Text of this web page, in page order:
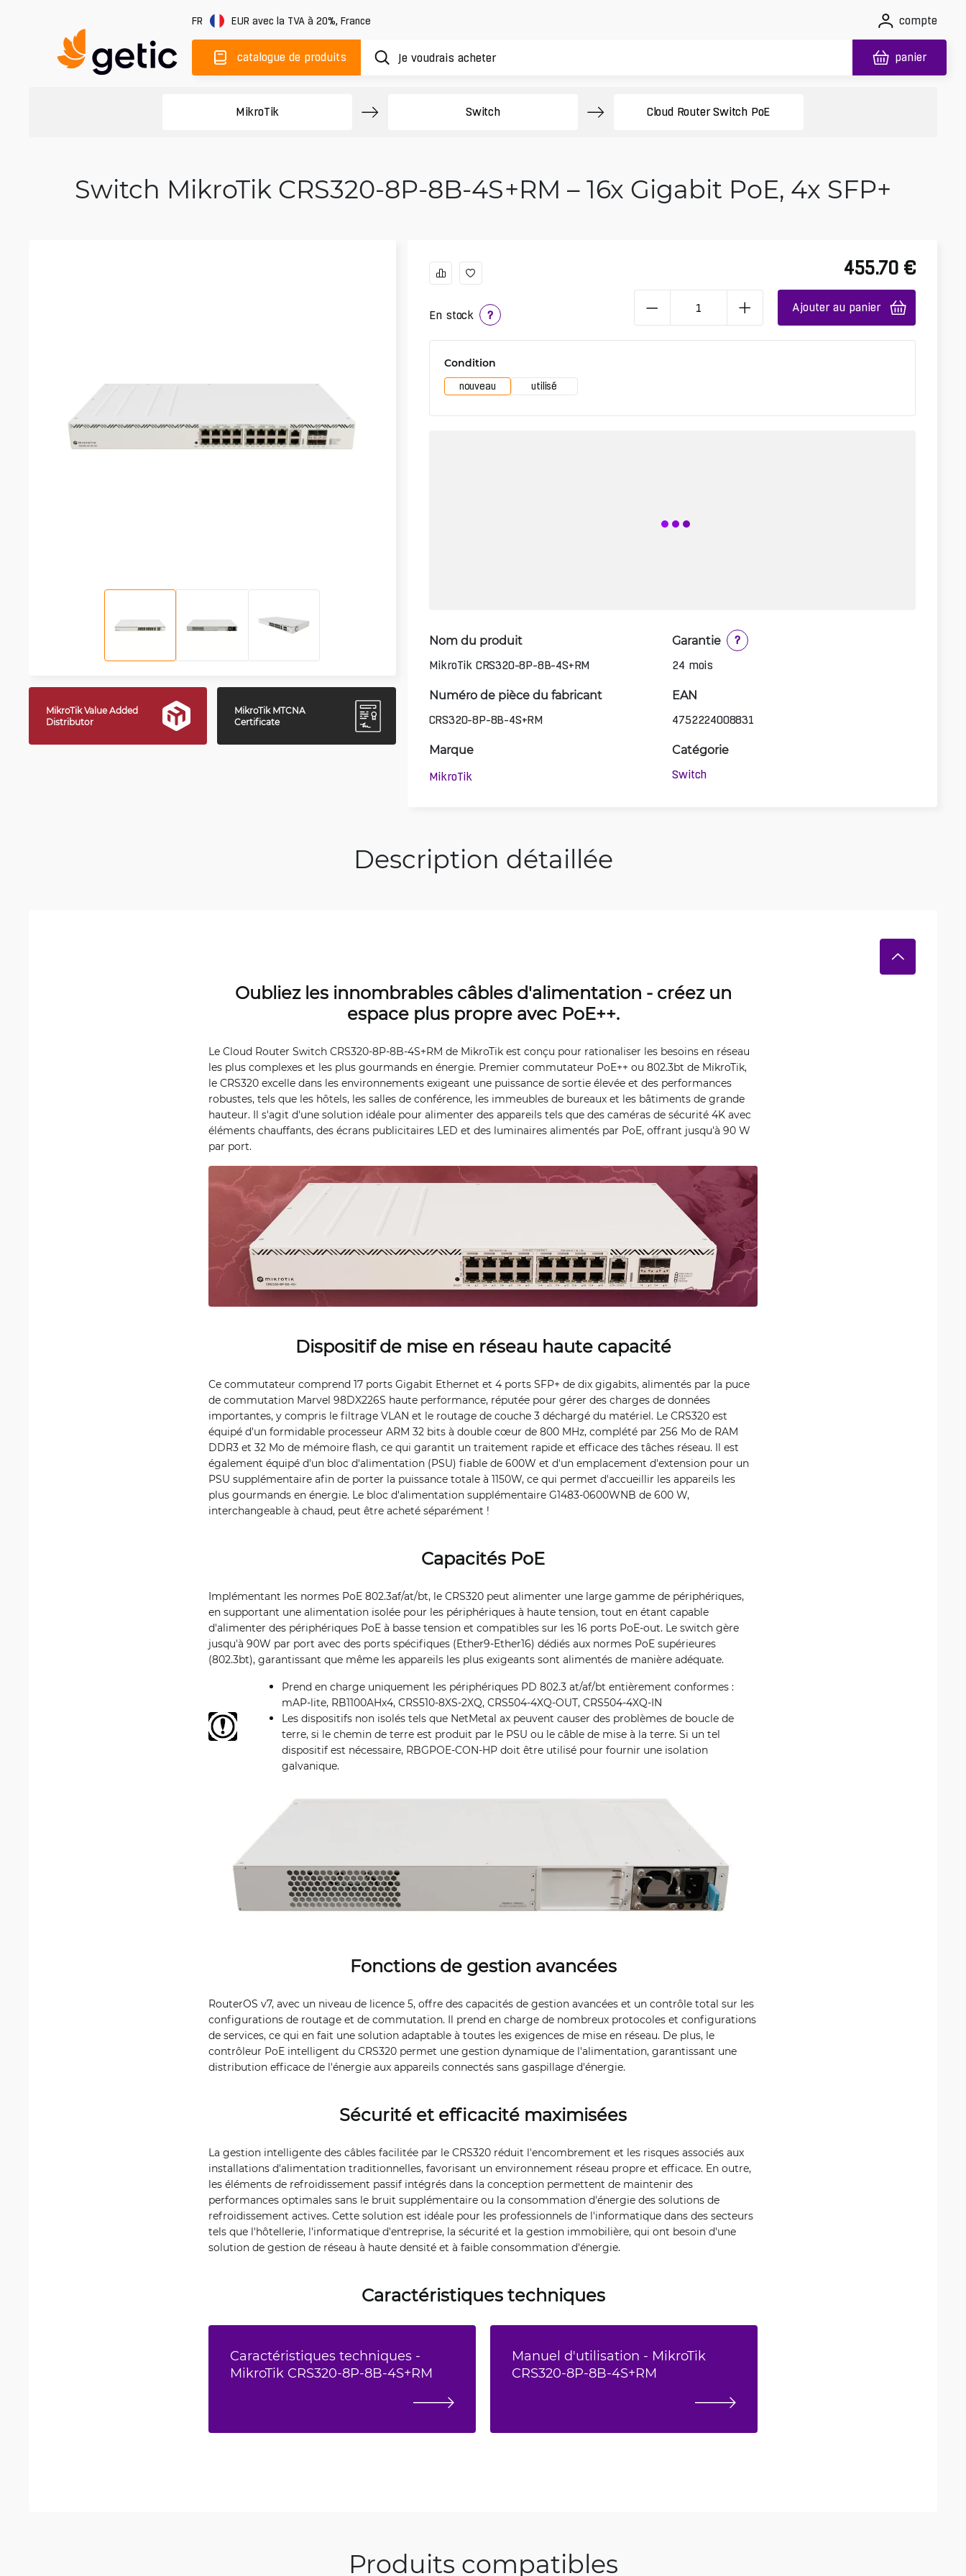
FR EUR avec la TVA à 20%, France compte
catalogue de produits panier
MikroTik Switch Cloud Router Switch PoE
Switch MikroTik CRS320-8P-8B-4S+RM – 16x Gigabit PoE, 4x SFP+
MikroTik Value Added
Distributor
MikroTik MTCNA
Certificate
En stock ?
455.70 €
Ajouter au panier
Condition
nouveau utilisé
Nom du produit
MikroTik CRS320-8P-8B-4S+RM
Garantie
?
24 mois
Numéro de pièce du fabricant
CRS320-8P-8B-4S+RM
EAN
4752224008831
Marque
MikroTik
Catégorie
Switch
Description détaillée
Oubliez les innombrables câbles d'alimentation - créez un
espace plus propre avec PoE++.
Le Cloud Router Switch CRS320-8P-8B-4S+RM de MikroTik est conçu pour rationaliser les besoins en réseau
les plus complexes et les plus gourmands en énergie. Premier commutateur PoE++ ou 802.3bt de MikroTik,
le CRS320 excelle dans les environnements exigeant une puissance de sortie élevée et des performances
robustes, tels que les hôtels, les salles de conférence, les immeubles de bureaux et les bâtiments de grande
hauteur. Il s'agit d'une solution idéale pour alimenter des appareils tels que des caméras de sécurité 4K avec
éléments chauffants, des écrans publicitaires LED et des luminaires alimentés par PoE, offrant jusqu'à 90 W
par port.
Dispositif de mise en réseau haute capacité
Ce commutateur comprend 17 ports Gigabit Ethernet et 4 ports SFP+ de dix gigabits, alimentés par la puce
de commutation Marvel 98DX226S haute performance, réputée pour gérer des charges de données
importantes, y compris le filtrage VLAN et le routage de couche 3 déchargé du matériel. Le CRS320 est
équipé d'un formidable processeur ARM 32 bits à double cœur de 800 MHz, complété par 256 Mo de RAM
DDR3 et 32 Mo de mémoire flash, ce qui garantit un traitement rapide et efficace des tâches réseau. Il est
également équipé d'un bloc d'alimentation (PSU) fiable de 600W et d'un emplacement d'extension pour un
PSU supplémentaire afin de porter la puissance totale à 1150W, ce qui permet d'accueillir les appareils les
plus gourmands en énergie. Le bloc d'alimentation supplémentaire G1483-0600WNB de 600 W,
interchangeable à chaud, peut être acheté séparément !
Capacités PoE
Implémentant les normes PoE 802.3af/at/bt, le CRS320 peut alimenter une large gamme de périphériques,
en supportant une alimentation isolée pour les périphériques à haute tension, tout en étant capable
d'alimenter des périphériques PoE à basse tension et compatibles sur les 16 ports PoE-out. Le switch gère
jusqu'à 90W par port avec des ports spécifiques (Ether9-Ether16) dédiés aux normes PoE supérieures
(802.3bt), garantissant que même les appareils les plus exigeants sont alimentés de manière adéquate.
Prend en charge uniquement les périphériques PD 802.3 at/af/bt entièrement conformes :
mAP-lite, RB1100AHx4, CRS510-8XS-2XQ, CRS504-4XQ-OUT, CRS504-4XQ-IN
Les dispositifs non isolés tels que NetMetal ax peuvent causer des problèmes de boucle de
terre, si le chemin de terre est produit par le PSU ou le câble de mise à la terre. Si un tel
dispositif est nécessaire, RBGPOE-CON-HP doit être utilisé pour fournir une isolation
galvanique.
Fonctions de gestion avancées
RouterOS v7, avec un niveau de licence 5, offre des capacités de gestion avancées et un contrôle total sur les
configurations de routage et de commutation. Il prend en charge de nombreux protocoles et configurations
de services, ce qui en fait une solution adaptable à toutes les exigences de mise en réseau. De plus, le
contrôleur PoE intelligent du CRS320 permet une gestion dynamique de l'alimentation, garantissant une
distribution efficace de l'énergie aux appareils connectés sans gaspillage d'énergie.
Sécurité et efficacité maximisées
La gestion intelligente des câbles facilitée par le CRS320 réduit l'encombrement et les risques associés aux
installations d'alimentation traditionnelles, favorisant un environnement réseau propre et efficace. En outre,
les éléments de refroidissement passif intégrés dans la conception permettent de maintenir des
performances optimales sans le bruit supplémentaire ou la consommation d'énergie des solutions de
refroidissement actives. Cette solution est idéale pour les professionnels de l'informatique dans des secteurs
tels que l'hôtellerie, l'informatique d'entreprise, la sécurité et la gestion immobilière, qui ont besoin d'une
solution de gestion de réseau à haute densité et à faible consommation d'énergie.
Caractéristiques techniques
Caractéristiques techniques -
MikroTik CRS320-8P-8B-4S+RM
Manuel d'utilisation - MikroTik
CRS320-8P-8B-4S+RM
Produits compatibles